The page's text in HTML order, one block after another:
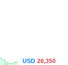
USD 26,350